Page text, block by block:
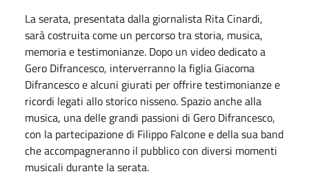
La serata, presentata dalla giornalista Rita Cinardi,
sarà costruita come un percorso tra storia, musica,
memoria e testimonianze. Dopo un video dedicato a
Gero Difrancesco, interverranno la figlia Giacoma
Difrancesco e alcuni giurati per offrire testimonianze e
ricordi legati allo storico nisseno. Spazio anche alla
musica, una delle grandi passioni di Gero Difrancesco,
con la partecipazione di Filippo Falcone e della sua band
che accompagneranno il pubblico con diversi momenti
musicali durante la serata.